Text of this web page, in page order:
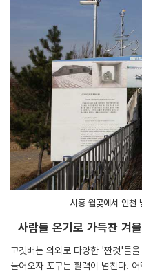
시흥 월곶에서 인천
사람들 온기로 가득찬 겨
고깃배는 의외로 다양한 '짠것'들
들어오자 포구는 활력이 넘친다.